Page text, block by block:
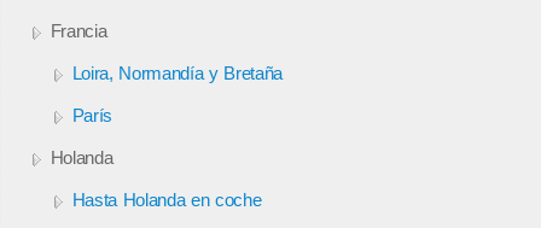
Francia
Loira, Normandía y Bretaña
París
Holanda
Hasta Holanda en coche